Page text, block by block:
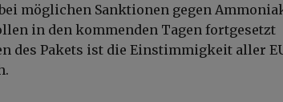
möglichen Sanktionen gegen
in den kommenden Tagen fortgesetzt
des Pakets ist die Einstimmigkeit aller